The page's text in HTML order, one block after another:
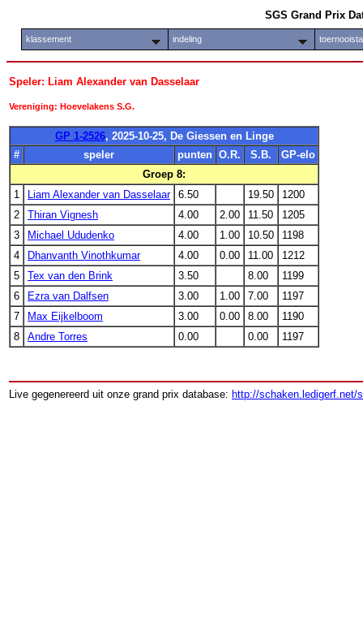
SGS Grand Prix
klassement indeling
Speler: Liam Alexander van Dasselaar
Vereniging: Hoevelakens S.G.
GP 1-2526, 2025-10-25, De Giessen en Linge
#
speler punten O.R. S.B.
GP-elo
Groep 8:
1
Liam Alexander van Dasselaar 6.50 19.50
1200
2
Thiran Vignesh 4.00 2.00 11.50
1205
3
Michael Ududenko 4.00 1.00 10.50
1198
4
Dhanvanth Vinothkumar 4.00 0.00 11.00
1212
5
Tex van den Brink 3.50 8.00
1199
6
Ezra van Dalfsen 3.00 1.00 7.00
1197
7
Max Eijkelboom 3.00 0.00 8.00
1190
8
Andre Torres 0.00 0.00 1197
Live gegenereerd uit onze grand prix database: http://schaken.ledigerf.net/